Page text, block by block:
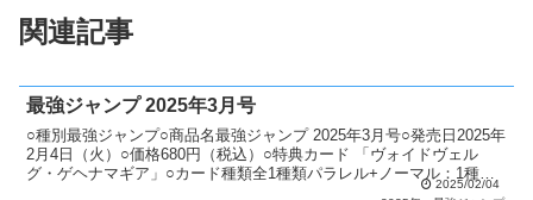
関連記事
最強ジャンプ 2025年3月号
○種別最強ジャンプ○商品名最強ジャンプ 2025年3月号○発売日2025年
2月4日（火）○価格680円（税込）○特典カード 「ヴォイドヴェル
グ・ゲヘナマギア」○カード種類全1種類パラレル+ノーマル：1種類○
2025/02/04